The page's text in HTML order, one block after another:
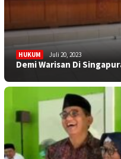
HUKUM Juli 20, 2023
Demi Warisan Di